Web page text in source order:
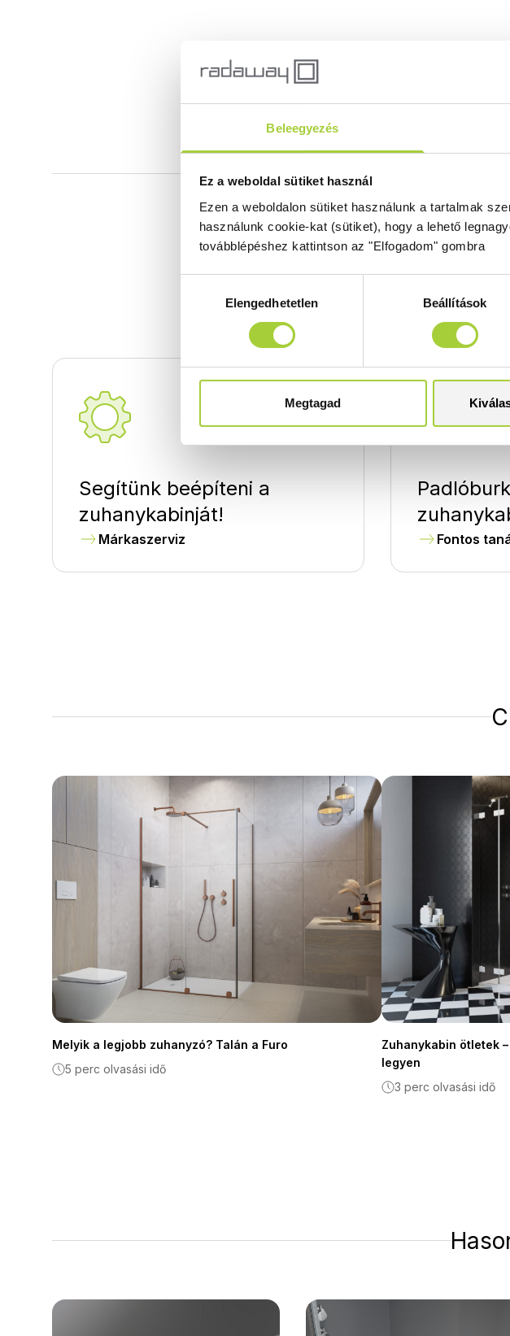
Beleegyezés
Ez a weboldal sütiket használ
Ezen a weboldalon sütiket használunk a tartalmak
használunk cookie-kat (sütiket), hogy a lehető
továbblépéshez kattintson az "Elfogadom" gombra
kiválasztásaElengedhetetlen Beállítások
Megtagad
UR törölközőtartó rendelési
UR Törölközőtartó - Műszaki
Segítünk beépíteni a
zuhanykabinját!
Márkaszerviz Fontos
Melyik a legjobb zuhanyzó? Talán a Furo
5 perc olvasási idő
Zuhanykabin ötletek
legyen
3 perc olvasási idő